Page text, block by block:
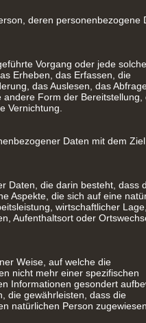
deren personenbezogene
Vorgang oder jede solche
Erheben, das Erfassen, die
das Auslesen, das
Form der Bereitstellung,
Vernichtung.
Daten mit dem
Daten, die darin besteht, dass
Aspekte, die sich auf eine
wirtschaftlicher Lage,
Aufenthaltsort oder
Weise, auf welche die
nicht mehr einer spezifischen
Informationen gesondert
die gewährleisten, dass die
natürlichen Person zugewiesen